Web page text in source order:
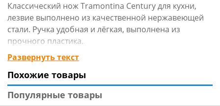
Классический нож Tramontina Century для кухни,
лезвие выполнено из качественной нержавеющей
стали. Ручка удобная и лёгкая, выполнена из
прочного пластика.
Технические характеристики:
Тип товара : Нож кухонный
Бренд : Tramontina
Размер упаковки : 32,3х3,6х0,3 см
Развернуть текст
Похожие товары
Популярные товары